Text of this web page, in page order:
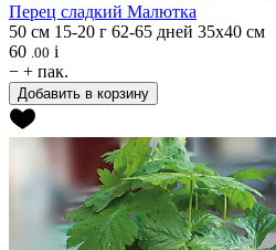
Перец сладкий Малютка
50 см 15-20 г 62-65 дней 35х40 см
60 .00 i
− + пак.
Добавить в корзину